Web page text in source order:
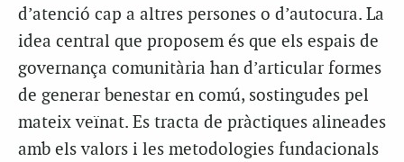
d’atenció cap a altres persones o d’autocura. La
idea central que proposem és que els espais de
governança comunitària han d’articular formes
de generar benestar en comú, sostingudes pel
mateix veïnat. Es tracta de pràctiques alineades
amb els valors i les metodologies fundacionals